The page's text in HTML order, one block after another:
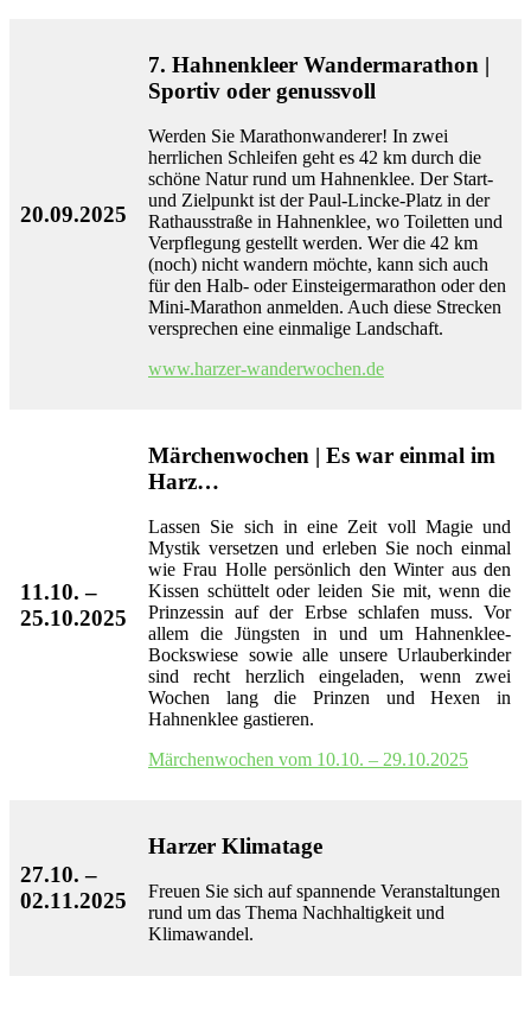
20.09.2025
7. Hahnenkleer Wandermarathon |
Sportiv oder genussvoll
Werden Sie Marathonwanderer! In zwei
herrlichen Schleifen geht es 42 km durch die
schöne Natur rund um Hahnenklee. Der Start-
und Zielpunkt ist der Paul-Lincke-Platz in der
Rathausstraße in Hahnenklee, wo Toiletten und
Verpflegung gestellt werden. Wer die 42 km
(noch) nicht wandern möchte, kann sich auch
für den Halb- oder Einsteigermarathon oder den
Mini-Marathon anmelden. Auch diese Strecken
versprechen eine einmalige Landschaft.
www.harzer-wanderwochen.de
11.10. –
25.10.2025
Märchenwochen | Es war einmal im
Harz…
Lassen Sie sich in eine Zeit voll Magie und
Mystik versetzen und erleben Sie noch einmal
wie Frau Holle persönlich den Winter aus den
Kissen schüttelt oder leiden Sie mit, wenn die
Prinzessin auf der Erbse schlafen muss. Vor
allem die Jüngsten in und um Hahnenklee-
Bockswiese sowie alle unsere Urlauberkinder
sind recht herzlich eingeladen, wenn zwei
Wochen lang die Prinzen und Hexen in
Hahnenklee gastieren.
Märchenwochen vom 10.10. – 29.10.2025
27.10. –
02.11.2025
Harzer Klimatage
Freuen Sie sich auf spannende Veranstaltungen
rund um das Thema Nachhaltigkeit und
Klimawandel.